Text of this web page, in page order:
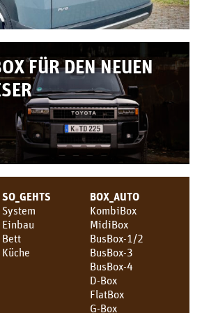
FÜR DEN NEUEN
SO_GEHTS
System
Einbau
Bett
Küche
BOX_AUTO
KombiBox
MidiBox
BusBox-1/2
BusBox-3
BusBox-4
D-Box
FlatBox
G-Box